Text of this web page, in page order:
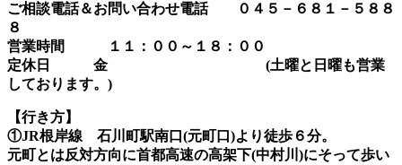
ご相談電話＆お問い合わせ電話 ０４５－６８１－５８８
８
営業時間 １１：００～１８：００
定休日 金 (土曜と日曜も営業
しております。)
【行き方】
①JR根岸線 石川町駅南口(元町口)より徒歩６分。
元町とは反対方向に首都高速の高架下(中村川)にそって歩い